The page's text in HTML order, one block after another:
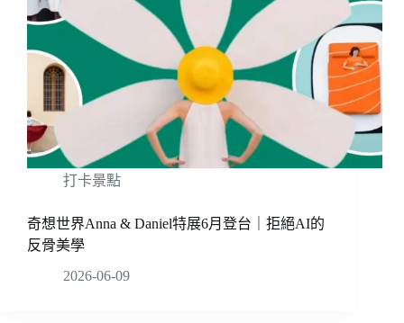
打卡景點
奇想世界Anna & Daniel特展6月登台｜拒絕AI的
反骨美學
2026-06-09